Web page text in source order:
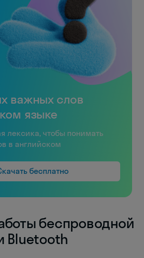
важных слов
языке
лексика, чтобы понимать
в английском
бесплатно
беспроводной
Bluetooth